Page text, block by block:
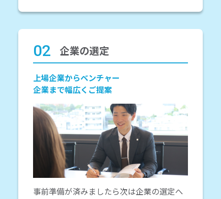
02 企業の選定
上場企業からベンチャー
企業まで幅広くご提案
事前準備が済みましたら次は企業の選定へ